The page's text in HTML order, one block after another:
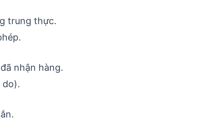
trung thực.
nhận hàng.
do).